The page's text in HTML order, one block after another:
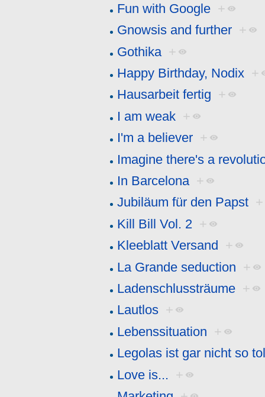
Fun with Google +
Gnowsis and further +
Gothika +
Happy Birthday, Nodix +
Hausarbeit fertig +
I am weak +
I'm a believer +
Imagine there's a
In Barcelona +
Jubiläum für den Papst +
Kill Bill Vol. 2 +
Kleeblatt Versand +
La Grande seduction +
Ladenschlussträume +
Lautlos +
Lebenssituation +
Legolas ist gar nicht so
Love is... +